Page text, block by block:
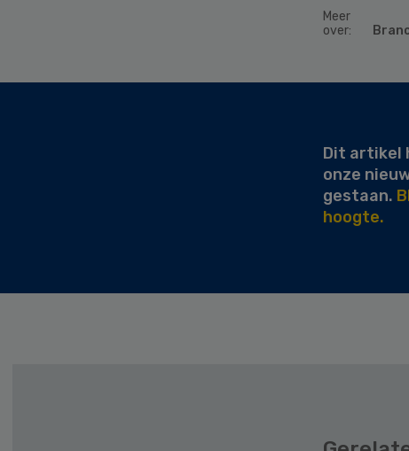
Meer
over:
Dit artikel
onze
gestaan.
hoogte.